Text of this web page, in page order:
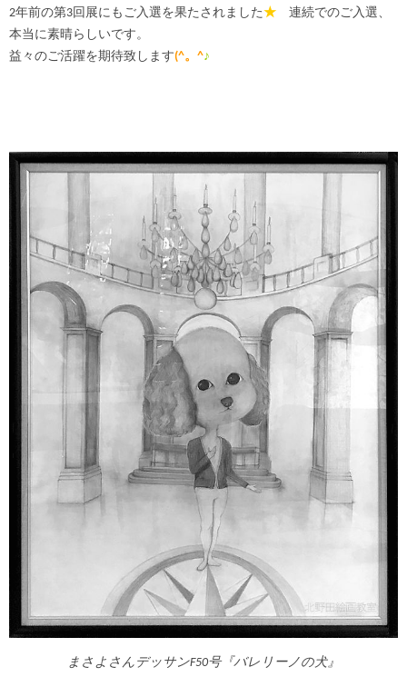
2年前の第3回展にもご入選を果たされました★ 連続でのご入選、
本当に素晴らしいです。
益々のご活躍を期待致します(^。^♪
まさよさんデッサンF50号『バレリーノの犬』